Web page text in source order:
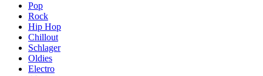
Pop
Rock
Hip Hop
Chillout
Schlager
Oldies
Electro